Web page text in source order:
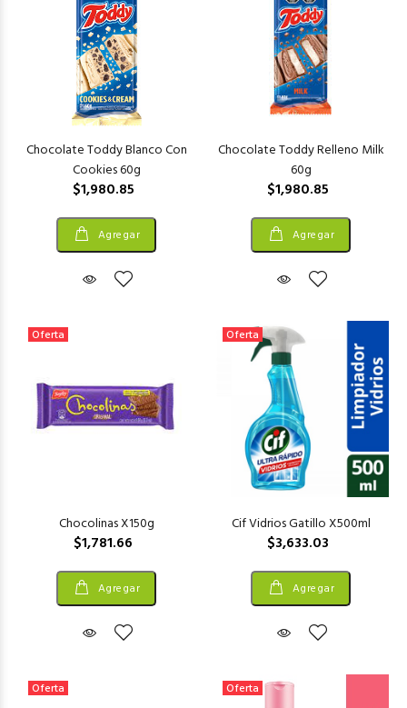
Chocolate Toddy Blanco Con
Cookies 60g
$1,980.85
Agregar
Chocolate Toddy Relleno Milk
60g
$1,980.85
Agregar
Oferta
Chocolinas X150g
$1,781.66
Agregar
Oferta
Cif Vidrios Gatillo X500ml
$3,633.03
Agregar
Oferta Oferta